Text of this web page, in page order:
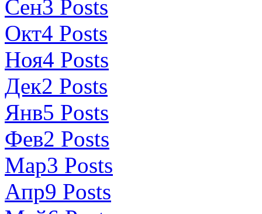
Сен3 Posts
Окт4 Posts
Ноя4 Posts
Дек2 Posts
Янв5 Posts
Фев2 Posts
Мар3 Posts
Апр9 Posts